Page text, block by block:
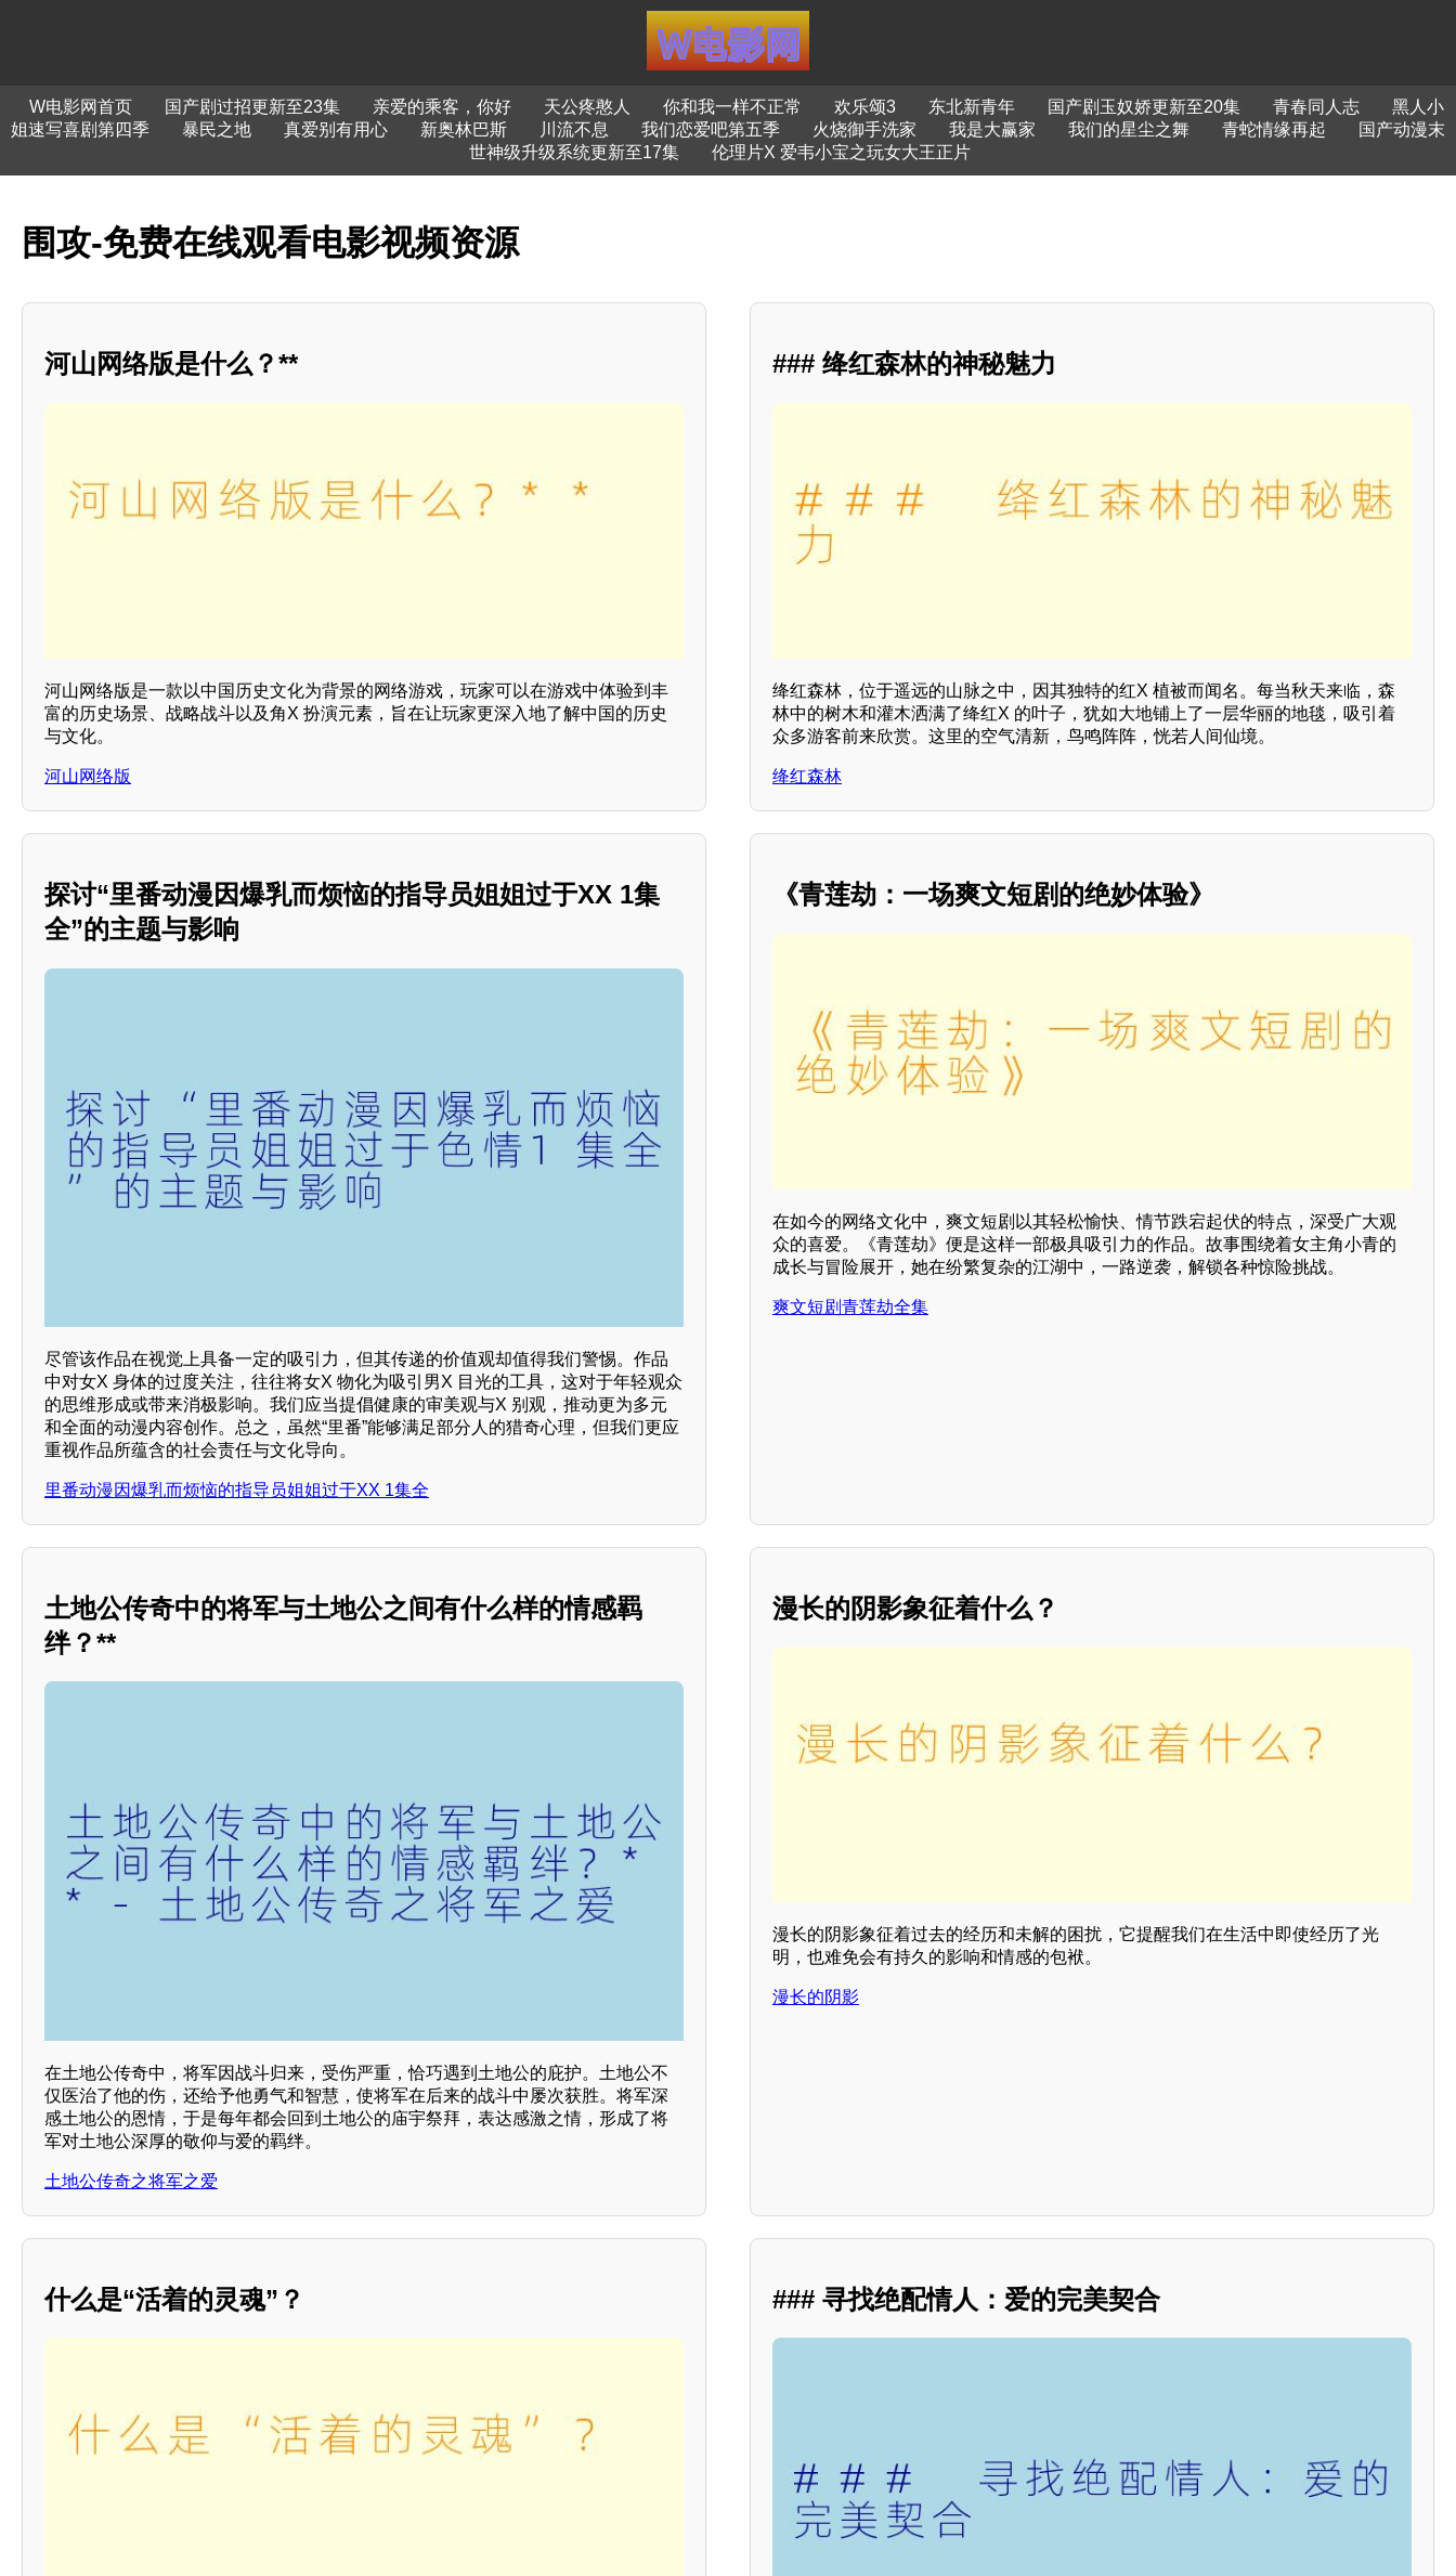
W电影网首页 国产剧过招更新至23集 亲爱的乘客，你好 天公疼憨人 你和我一样不正常 欢乐颂3 东北新青年 国产剧玉奴娇更新至20集 青春同人志
黑人小
姐速写喜剧第四季
暴民之地 真爱别有用心 新奥林巴斯 川流不息 我们恋爱吧第五季 火烧御手洗家 我是大赢家 我们的星尘之舞 青蛇情缘再起
国产动漫末
世神级升级系统更新至17集
伦理片X 爱韦小宝之玩女大王正片
围攻-免费在线观看电影视频资源
河山网络版是什么？**
河山网络版是一款以中国历史文化为背景的网络游戏，玩家可以在游戏中体验到丰
富的历史场景、战略战斗以及角X 扮演元素，旨在让玩家更深入地了解中国的历史
与文化。
河山网络版
### 绛红森林的神秘魅力
绛红森林，位于遥远的山脉之中，因其独特的红X 植被而闻名。每当秋天来临，森
林中的树木和灌木洒满了绛红X 的叶子，犹如大地铺上了一层华丽的地毯，吸引着
众多游客前来欣赏。这里的空气清新，鸟鸣阵阵，恍若人间仙境。
绛红森林
探讨“里番动漫因爆乳而烦恼的指导员姐姐过于XX 1集
全”的主题与影响
尽管该作品在视觉上具备一定的吸引力，但其传递的价值观却值得我们警惕。作品
中对女X 身体的过度关注，往往将女X 物化为吸引男X 目光的工具，这对于年轻观众
的思维形成或带来消极影响。我们应当提倡健康的审美观与X 别观，推动更为多元
和全面的动漫内容创作。总之，虽然“里番”能够满足部分人的猎奇心理，但我们更应
重视作品所蕴含的社会责任与文化导向。
里番动漫因爆乳而烦恼的指导员姐姐过于XX 1集全
《青莲劫：一场爽文短剧的绝妙体验》
在如今的网络文化中，爽文短剧以其轻松愉快、情节跌宕起伏的特点，深受广大观
众的喜爱。《青莲劫》便是这样一部极具吸引力的作品。故事围绕着女主角小青的
成长与冒险展开，她在纷繁复杂的江湖中，一路逆袭，解锁各种惊险挑战。
爽文短剧青莲劫全集
土地公传奇中的将军与土地公之间有什么样的情感羁
绊？**
在土地公传奇中，将军因战斗归来，受伤严重，恰巧遇到土地公的庇护。土地公不
仅医治了他的伤，还给予他勇气和智慧，使将军在后来的战斗中屡次获胜。将军深
感土地公的恩情，于是每年都会回到土地公的庙宇祭拜，表达感激之情，形成了将
军对土地公深厚的敬仰与爱的羁绊。
土地公传奇之将军之爱
漫长的阴影象征着什么？
漫长的阴影象征着过去的经历和未解的困扰，它提醒我们在生活中即使经历了光
明，也难免会有持久的影响和情感的包袱。
漫长的阴影
什么是“活着的灵魂”？ ### 寻找绝配情人：爱的完美契合